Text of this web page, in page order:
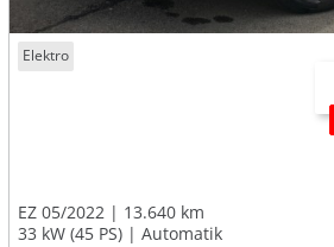
Elektro
EZ 05/2022
13.640 km
33 kW (45 PS)
Automatik